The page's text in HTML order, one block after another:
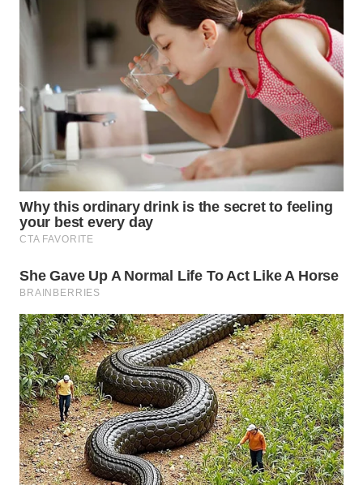
WN
BINTAN
WN
MANDALIKA
WN
LIKUPANG
LABUANBAJO
WN
BORNEO
Wahana
Media
Group
WAHANA
NEWS